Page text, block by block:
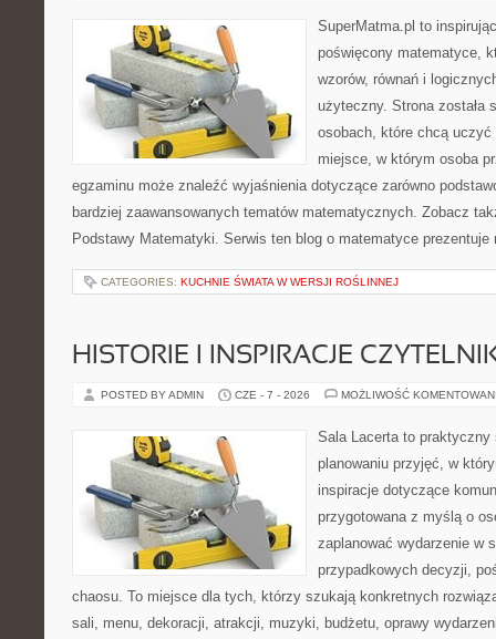
SuperMatma.pl to
poświęcony matematyce,
wzorów, równań i
użyteczny. Strona została
osobach, które chcą
miejsce, w którym osoba
egzaminu może znaleźć wyjaśnienia dotyczące zarówno
bardziej zaawansowanych tematów matematycznych. Zobacz
Podstawy Matematyki. Serwis ten blog o matematyce
CATEGORIES: KUCHNIE ŚWIATA W WERSJI ROŚLINNEJ
HISTORIE I INSPIRACJE
POSTED BY ADMIN CZE - 7 - 2026 MOŻLIWOŚĆ
Sala Lacerta to praktyczny
planowaniu przyjęć, w
inspiracje dotyczące
przygotowana z myślą o
zaplanować wydarzenie w
przypadkowych decyzji,
chaosu. To miejsce dla tych, którzy szukają konkretnych
sali, menu, dekoracji, atrakcji, muzyki, budżetu, oprawy